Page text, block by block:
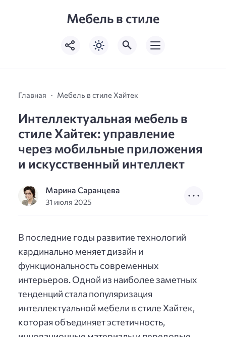
Мебель в стиле
Главная Мебель в стиле Хайтек
Интеллектуальная мебель в
стиле Хайтек: управление
через мобильные приложения
и искусственный интеллект
Марина Саранцева
31 июля 2025
В последние годы развитие технологий
кардинально меняет дизайн и
функциональность современных
интерьеров. Одной из наиболее заметных
тенденций стала популяризация
интеллектуальной мебели в стиле Хайтек,
которая объединяет эстетичность,